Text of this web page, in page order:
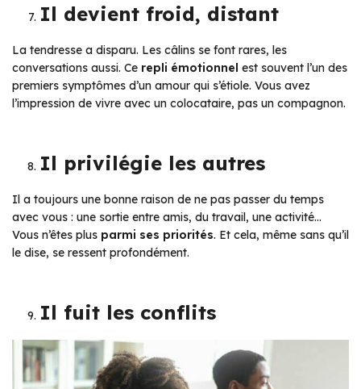
Il devient froid, distant
La tendresse a disparu. Les câlins se font rares, les
conversations aussi. Ce repli émotionnel est souvent l’un des
premiers symptômes d’un amour qui s’étiole. Vous avez
l’impression de vivre avec un colocataire, pas un compagnon.
Il privilégie les autres
Il a toujours une bonne raison de ne pas passer du temps
avec vous : une sortie entre amis, du travail, une activité…
Vous n’êtes plus parmi ses priorités. Et cela, même sans qu’il
le dise, se ressent profondément.
Il fuit les conflits